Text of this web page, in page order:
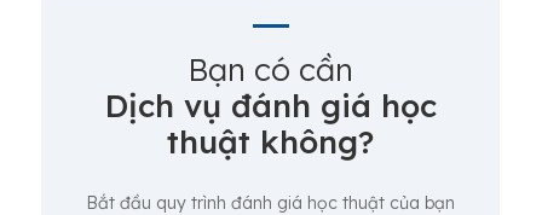
Bạn có cần
Dịch vụ đánh giá học
thuật không?
Bắt đầu quy trình đánh giá học thuật của bạn